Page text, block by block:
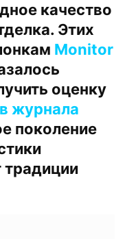
качество
Этих
Monitor
оценку
журнала
поколение